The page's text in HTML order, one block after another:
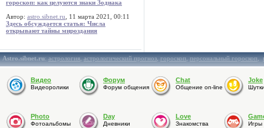
гороскоп: как целуются знаки Зодиака
Автор: astro.sibnet.ru , 11 марта 2021, 00:11
Здесь обсуждается статья: Числа
открывают тайны мироздания
Astro.sibnet.ru:астрология,астрологический прогноз,гороскоп,персональный гороскоп,
Видео
Видеоролики
Форум
Форум общения
Chat
Общение on-line
Joke
Photo
Фотоальбомы
Day
Дневники
Love
Знакомства Игры